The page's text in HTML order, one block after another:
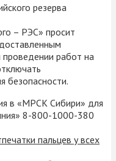
резерва
– РЭС» просит
работ на
безопасности.
в «МРСК Сибири» для
8-800-1000-380
пальцев у всех